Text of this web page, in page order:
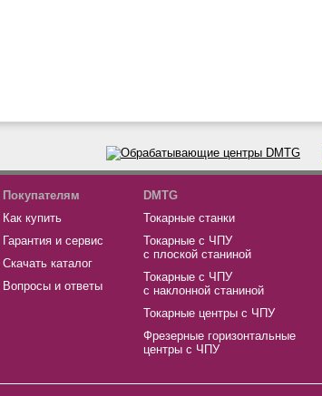
Покупателям
Как купить
Гарантия и сервис
Скачать каталог
Вопросы и ответы
DMTG
Токарные станки
Токарные с ЧПУ
с плоской станиной
Токарные с ЧПУ
с наклонной станиной
Токарные центры с ЧПУ
Фрезерные горизонтальные
центры с ЧПУ